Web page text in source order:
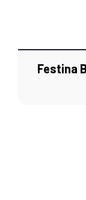
Festina